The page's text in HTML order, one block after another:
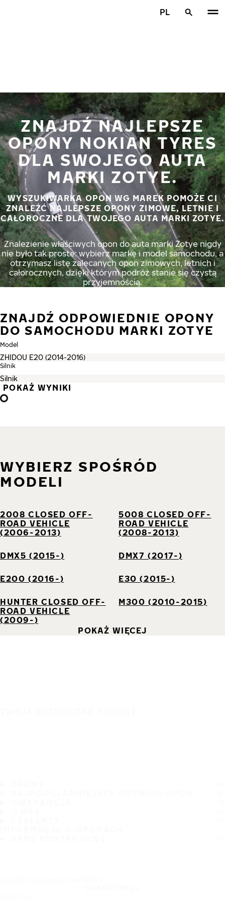
PL
ZNAJDŹ NAJLEPSZE
OPONY NOKIAN TYRES
DLA SWOJEGO AUTA
MARKI ZOTYE.
WYSZUKIWARKA OPON WG MAREK POMOŻE CI
ZNALEŹĆ NAJLEPSZE OPONY ZIMOWE, LETNIE I
CAŁOROCZNE DLA TWOJEGO AUTA MARKI ZOTYE.
Znalezienie właściwych opon do auta marki Zotye nigdy
nie było tak proste: wybierz markę i model samochodu, a
otrzymasz listę zalecanych opon zimowych, letnich i
całorocznych, dzięki którym podróż stanie się czystą
przyjemnością.
ZNAJDŹ ODPOWIEDNIE OPONY
DO SAMOCHODU MARKI ZOTYE
Model
Silnik
POKAŻ WYNIKI
WYBIERZ SPOŚRÓD
MODELI
2008 CLOSED OFF-
ROAD VEHICLE
(2006-2013)
5008 CLOSED OFF-
ROAD VEHICLE
(2008-2013)
DMX5 (2015-) DMX7 (2017-)
E200 (2016-) E30 (2015-)
HUNTER CLOSED OFF-
ROAD VEHICLE
(2009-)
M300 (2010-2015)
POKAŻ WIĘCEJ